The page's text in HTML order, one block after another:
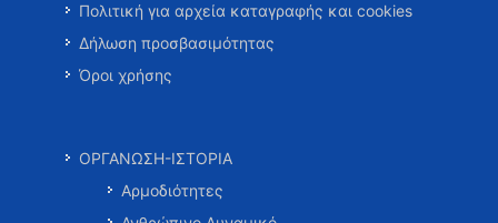
Πολιτική για αρχεία καταγραφής και cookies
Δήλωση προσβασιμότητας
Όροι χρήσης
ΟΡΓΑΝΩΣΗ-ΙΣΤΟΡΙΑ
Αρμοδιότητες